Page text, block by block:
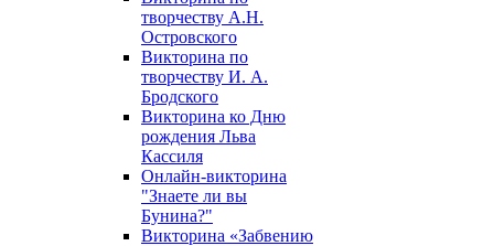
творчеству А.Н.
Островского
Викторина по
творчеству И. А.
Бродского
Викторина ко Дню
рождения Льва
Кассиля
Онлайн-викторина
"Знаете ли вы
Бунина?"
Викторина «Забвению